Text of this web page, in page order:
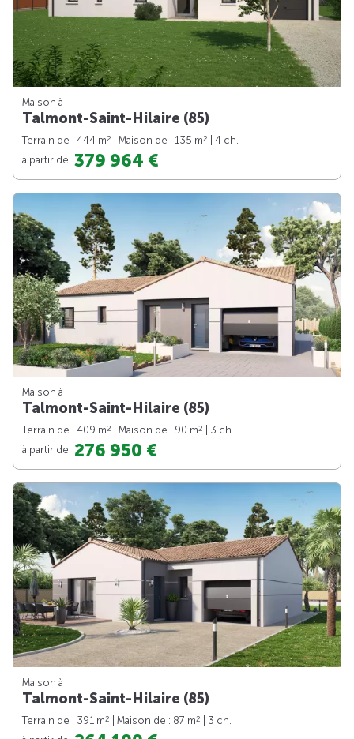
Maison à
Talmont-Saint-Hilaire (85)
Terrain de : 444 m2 | Maison de : 135 m2
| 4 ch.
à partir de 379 964 €
Maison à
Talmont-Saint-Hilaire (85)
Terrain de : 409 m2 | Maison de : 90 m2
| 3 ch.
à partir de 276 950 €
Maison à
Talmont-Saint-Hilaire (85)
Terrain de : 391 m2 | Maison de : 87 m2
| 3 ch.